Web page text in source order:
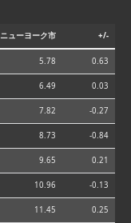
ニューヨーク市 +/-
5.78 0.63
6.49 0.03
7.82 -0.27
8.73 -0.84
9.65 0.21
10.96 -0.13
11.45 0.25